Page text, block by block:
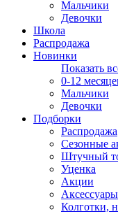
Мальчики
Девочки
Школа
Распродажа
Новинки
Показать
0-12
Мальчики
Девочки
Подборки
Распродажа
Сезонные
Штучный
Уценка
Акции
Аксессуары
Колготки,